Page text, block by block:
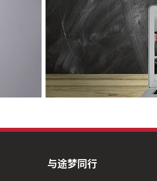
与途梦同行